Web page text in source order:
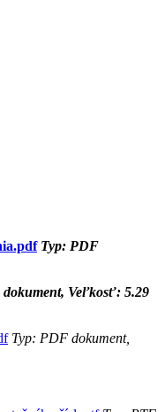
Typ: PDF
Veľkosť: 5.29
Typ: PDF dokument,